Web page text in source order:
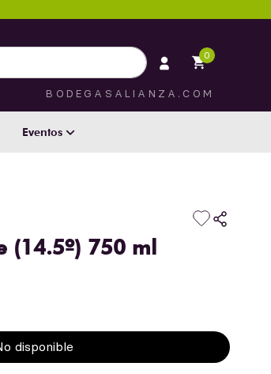
0
BODEGASALIANZA.COM
Eventos
(14.5º) 750 ml
disponible